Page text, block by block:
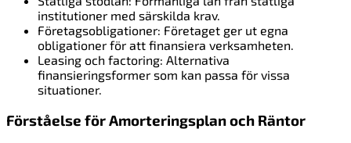
institutioner med särskilda krav.
Företagsobligationer: Företaget ger ut egna
obligationer för att finansiera verksamheten.
Leasing och factoring: Alternativa
finansieringsformer som kan passa för vissa
situationer.
Förståelse för Amorteringsplan och Räntor